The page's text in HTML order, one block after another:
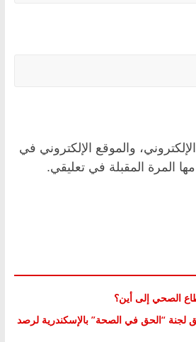
والموقع الإلكتروني في
المرة المقبلة في تعليقي.
الصحي إلى أين؟
“الحق في الصحة” بالإسكندرية لرصد